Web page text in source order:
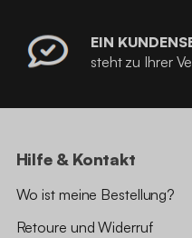
EIN
steht zu Ihrer
Hilfe & Kontakt
Wo ist meine Bestellung?
Retoure und Widerruf